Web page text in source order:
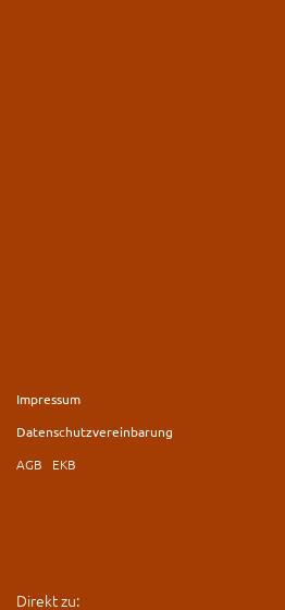
Impressum
Datenschutzvereinbarung
AGB
EKB
Direkt zu: